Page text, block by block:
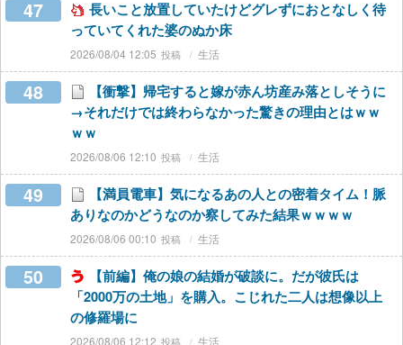
47
長いこと放置していたけどグレずにおとなしく待
っていてくれた婆のぬか床
2026/08/04 12:05 生活
48
【衝撃】帰宅すると嫁が赤ん坊産み落としそうに
→それだけでは終わらなかった驚きの理由とはｗｗ
ｗｗ
2026/08/06 12:10 生活
49
【満員電車】気になるあの人との密着タイム！脈
ありなのかどうなのか察してみた結果ｗｗｗｗ
2026/08/06 00:10 生活
50
【前編】俺の娘の結婚が破談に。だが彼氏は
「2000万の土地」を購入。こじれた二人は想像以上
の修羅場に
2026/08/06 12:12 生活